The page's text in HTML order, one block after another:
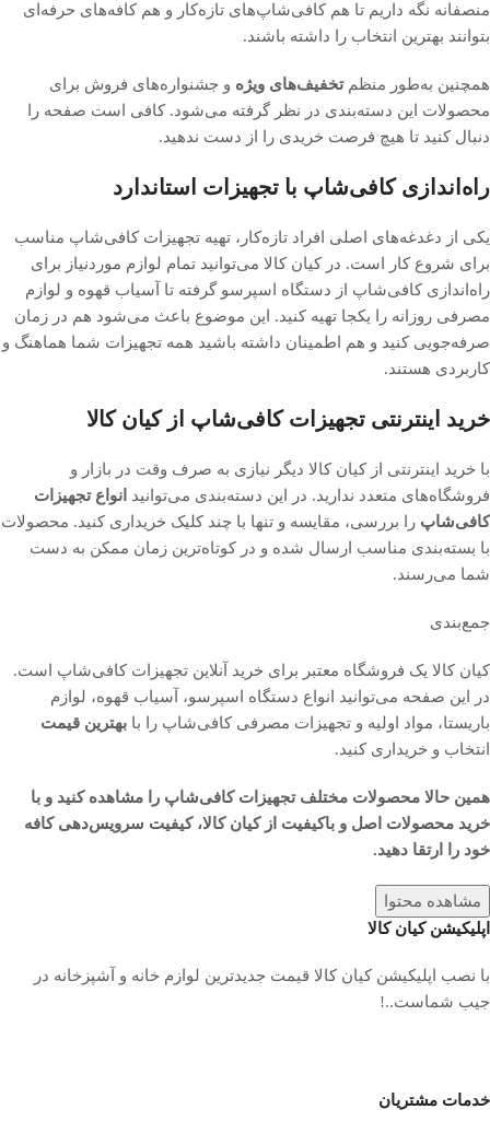
منصفانه نگه داریم تا هم کافی‌شاپ‌های تازه‌کار و هم کافه‌های حرفه‌ای
بتوانند بهترین انتخاب را داشته باشند.
همچنین به‌طور منظمتخفیف‌های ویژه و جشنواره‌های فروش برای
محصولات این دسته‌بندی در نظر گرفته می‌شود. کافی است صفحه را
دنبال کنید تا هیچ فرصت خریدی را از دست ندهید.
راه‌اندازی کافی‌شاپ با تجهیزات استاندارد
یکی از دغدغه‌های اصلی افراد تازه‌کار، تهیه تجهیزات کافی‌شاپ مناسب
برای شروع کار است. در کیان کالا می‌توانید تمام لوازم موردنیاز برای
راه‌اندازی کافی‌شاپ از دستگاه اسپرسو گرفته تا آسیاب قهوه و لوازم
مصرفی روزانه را یکجا تهیه کنید. این موضوع باعث می‌شود هم در زمان
صرفه‌جویی کنید و هم اطمینان داشته باشید همه تجهیزات شما هماهنگ و
کاربردی هستند.
خرید اینترنتی تجهیزات کافی‌شاپ از کیان کالا
با خرید اینترنتی از کیان کالا دیگر نیازی به صرف وقت در بازار و
فروشگاه‌های متعدد ندارید. در این دسته‌بندی می‌توانید انواع تجهیزات
کافی‌شاپ را بررسی، مقایسه و تنها با چند کلیک خریداری کنید. محصولات
با بسته‌بندی مناسب ارسال شده و در کوتاه‌ترین زمان ممکن به دست
شما می‌رسند.
جمع‌بندی
کیان کالا یک فروشگاه معتبر برای خرید آنلاین تجهیزات کافی‌شاپ است.
در این صفحه می‌توانید انواع دستگاه اسپرسو، آسیاب قهوه، لوازم
باریستا، مواد اولیه و تجهیزات مصرفی کافی‌شاپ را با بهترین قیمت
انتخاب و خریداری کنید.
همین حالا محصولات مختلف تجهیزات کافی‌شاپ را مشاهده کنید و با
خرید محصولات اصل و باکیفیت از کیان کالا، کیفیت سرویس‌دهی کافه
خود را ارتقا دهید.
مشاهده محتوا
اپلیکیشن کیان کالا
با نصب اپلیکیشن کیان کالا قیمت جدیدترین لوازم خانه و آشپزخانه در
جیب شماست..!
خدمات مشتریان